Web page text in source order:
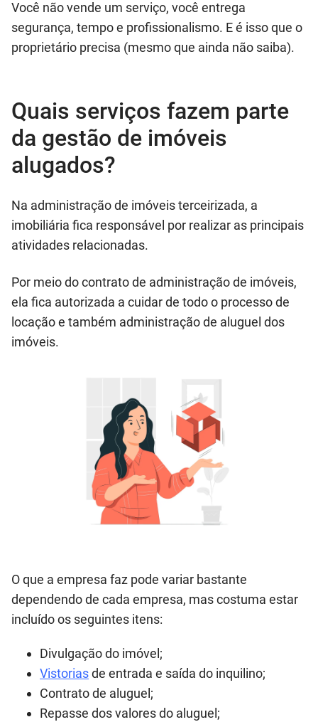
Você não vende um serviço, você entrega
segurança, tempo e profissionalismo. E é isso que o
proprietário precisa (mesmo que ainda não saiba).
Quais serviços fazem parte
da gestão de imóveis
alugados?
Na administração de imóveis terceirizada, a
imobiliária fica responsável por realizar as principais
atividades relacionadas.
Por meio do contrato de administração de imóveis,
ela fica autorizada a cuidar de todo o processo de
locação e também administração de aluguel dos
imóveis.
O que a empresa faz pode variar bastante
dependendo de cada empresa, mas costuma estar
incluído os seguintes itens:
Divulgação do imóvel;
Vistoriasde entrada e saída do inquilino;
Contrato de aluguel;
Repasse dos valores do aluguel;